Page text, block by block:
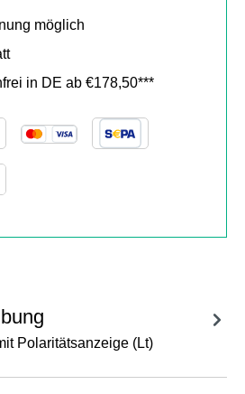
möglich
in DE ab €178,50***
Polaritätsanzeige (Lt)